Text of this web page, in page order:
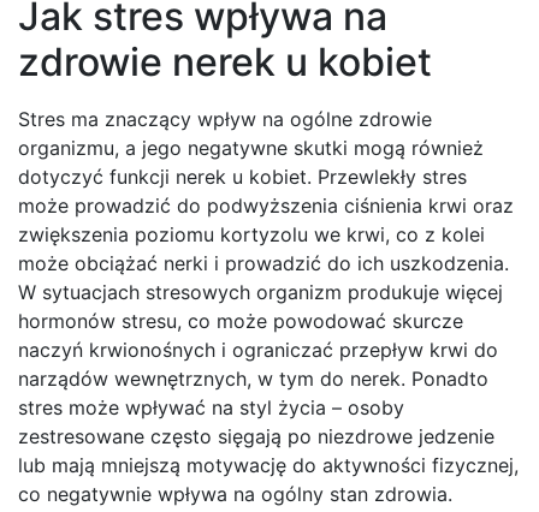
Jak stres wpływa na
zdrowie nerek u kobiet
Stres ma znaczący wpływ na ogólne zdrowie
organizmu, a jego negatywne skutki mogą również
dotyczyć funkcji nerek u kobiet. Przewlekły stres
może prowadzić do podwyższenia ciśnienia krwi oraz
zwiększenia poziomu kortyzolu we krwi, co z kolei
może obciążać nerki i prowadzić do ich uszkodzenia.
W sytuacjach stresowych organizm produkuje więcej
hormonów stresu, co może powodować skurcze
naczyń krwionośnych i ograniczać przepływ krwi do
narządów wewnętrznych, w tym do nerek. Ponadto
stres może wpływać na styl życia – osoby
zestresowane często sięgają po niezdrowe jedzenie
lub mają mniejszą motywację do aktywności fizycznej,
co negatywnie wpływa na ogólny stan zdrowia.